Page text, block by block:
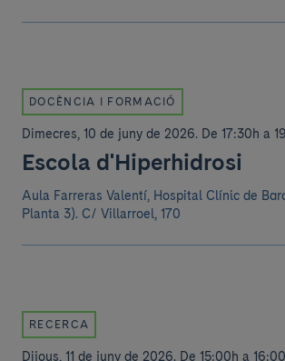
DOCÈNCIA I FORMACIÓ
Dimecres, 10 de juny de 2026. De 17:30h a
Escola d'Hiperhidrosi
Aula Farreras Valentí, Hospital Clínic de
Planta 3). C/ Villarroel, 170
RECERCA
Dijous, 11 de juny de 2026. De 15:00h a